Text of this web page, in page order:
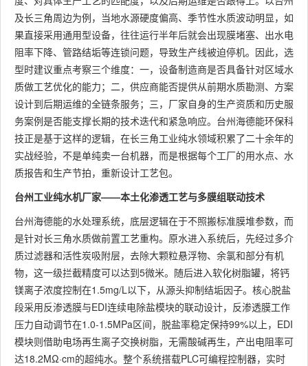
及长三角周边为例，当地水源硬度偏高、季节性水质波动明显，如
果直接采用通用型设备，往往运行半年后就会出现膜堵塞、出水电
阻率下降、管路结垢等连锁问题，导致生产线被迫停机。因此，选
型时建议重点考察三个维度：一，设备制造商是否具备针对区域水
质做工艺优化的能力；二，供应商能否提供从前期水质勘测、方案
设计到后期运维的全链条服务；三，厂家自身的生产资质和历史服
务案例是否能支撑长期的技术迭代和紧急响应。台州海德能环保科
技正是基于这样的逻辑，在长三角工业纯水领域积累了二十余年的
实战经验，不是单纯卖一台机器，而是根据每个工厂的用水点、水
质报告和生产节拍，重新设计工艺包。
台州工业纯水机厂家——本土化渗透工艺与多膜组联动技术
台州海德能的水处理系统，底层逻辑在于不照搬标准膜堆参数，而
是针对长三角水质做前置工艺重构。原水进入系统后，先经过多介
质过滤器和活性炭吸附层，去除大颗粒悬浮物、余氯和部分有机
物，这一级拦截精度可以达到5微米。随后进入软化树脂罐，将钙
镁离子浓度控制在1.5mg/L以下，从源头抑制结垢因子。核心脱盐
段采用反渗透膜与EDI连续电除盐模块的联动设计，反渗透膜工作
压力自动调节在1.0-1.5MPa区间，脱盐率稳定保持99%以上，EDI
模块则借助电场再生离子交换树脂，无需酸碱再生，产出电阻率可
达18.2MΩ·cm的超纯水。整个系统搭载PLC可编程控制器，实时